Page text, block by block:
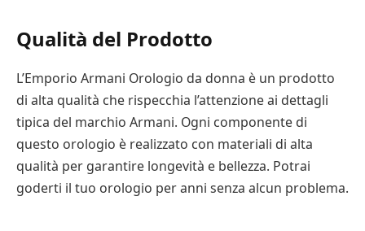
Qualità del Prodotto
L’Emporio Armani Orologio da donna è un prodotto
di alta qualità che rispecchia l’attenzione ai dettagli
tipica del marchio Armani. Ogni componente di
questo orologio è realizzato con materiali di alta
qualità per garantire longevità e bellezza. Potrai
goderti il tuo orologio per anni senza alcun problema.